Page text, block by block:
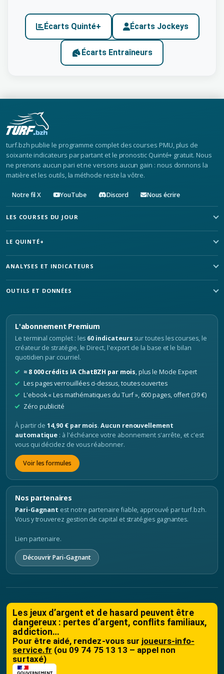
Écarts Quinté+ Écarts Jockeys
Écarts Entraîneurs
turf.bzh publie le programme complet des courses PMU, plus de
soixante indicateurs par partant et le pronostic Quinté+ gratuit. Nous
ne prenons aucun pari et ne versons aucun gain : nous donnons la
matière et les outils, la méthode reste la vôtre.
Notre fil X YouTube Discord Nous écrire
LES COURSES DU JOUR
LE QUINTÉ+
ANALYSES ET INDICATEURS
OUTILS ET DONNÉES
L'abonnement Premium
Le terminal complet : les 60 indicateurs sur toutes les courses, le
créateur de stratégie, le Direct, l'export de la base et le bilan
quotidien par courriel.
≈ 8 000 crédits IA ChatBZH par mois, plus le Mode Expert
Les pages verrouillées ci-dessus, toutes ouvertes
L'ebook « Les mathématiques du Turf », 600 pages, offert (39 €)
Zéro publicité
À partir de14,90 € par mois.Aucun renouvellement
automatique : à l'échéance votre abonnement s'arrête, et c'est
vous qui décidez de vous réabonner.
Voir les formules
Nos partenaires
Pari-Gagnant est notre partenaire fiable, approuvé par turf.bzh.
Vous y trouverez gestion de capital et stratégies gagnantes.
Lien partenaire.
Découvrir Pari-Gagnant
Les jeux d’argent et de hasard peuvent être
dangereux : pertes d’argent, conflits familiaux,
addiction…
Pour être aidé, rendez-vous sur joueurs-info-
service.fr (ou 09 74 75 13 13 – appel non
surtaxé)